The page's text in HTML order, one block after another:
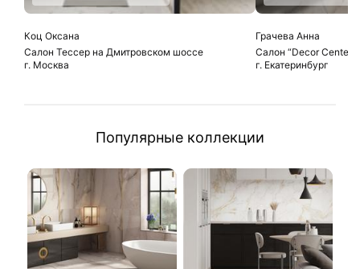
Коц Оксана
Салон Тессер на Дмитровском шоссе
г. Москва
Грачева Анна
Салон “Decor Center”
г. Екатеринбург
Популярные коллекции